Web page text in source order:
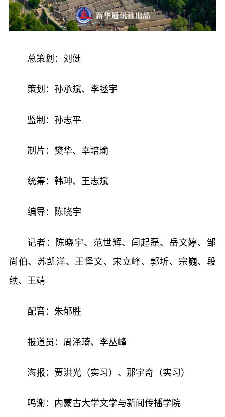
总策划：刘健
策划：孙承斌、李拯宇
监制：孙志平
制片：樊华、幸培瑜
统筹：韩珅、王志斌
编导：陈晓宇
记者：陈晓宇、范世辉、闫起磊、岳文婷、邹
尚伯、苏凯洋、王怿文、宋立峰、郭圻、宗巍、段
续、王靖
配音：朱郁胜
报道员：周泽琦、李丛峰
海报：贾洪光（实习）、那宇奇（实习）
鸣谢：内蒙古大学文学与新闻传播学院